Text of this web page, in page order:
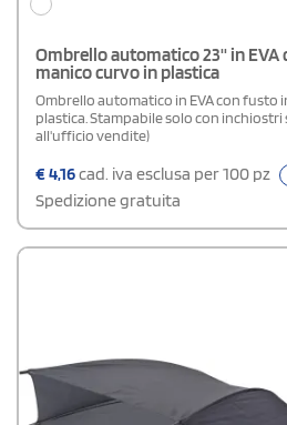
Ombrello automatico 23'' in
manico curvo in plastica
Ombrello automatico in EVA con fusto
plastica. Stampabile solo con
all'ufficio vendite)
€4,16cad. iva esclusa per 100 pz
Spedizione gratuita